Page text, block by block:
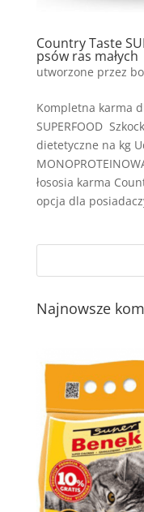
Country Taste
psów ras małych
utworzone przez
Kompletna karma
SUPERFOOD
dietetyczne na kg
łososia karma
opcja dla
Najnowsze